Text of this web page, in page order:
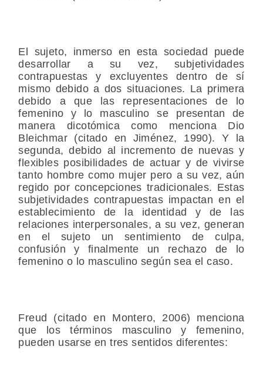
El sujeto, inmerso en esta sociedad puede
desarrollar a su vez, subjetividades
contrapuestas y excluyentes dentro de sí
mismo debido a dos situaciones. La primera
debido a que las representaciones de lo
femenino y lo masculino se presentan de
manera dicotómica como menciona Dio
Bleichmar (citado en Jiménez, 1990). Y la
segunda, debido al incremento de nuevas y
flexibles posibilidades de actuar y de vivirse
tanto hombre como mujer pero a su vez, aún
regido por concepciones tradicionales. Estas
subjetividades contrapuestas impactan en el
establecimiento de la identidad y de las
relaciones interpersonales, a su vez, generan
en el sujeto un sentimiento de culpa,
confusión y finalmente un rechazo de lo
femenino o lo masculino según sea el caso.
Freud (citado en Montero, 2006) menciona
que los términos masculino y femenino,
pueden usarse en tres sentidos diferentes: